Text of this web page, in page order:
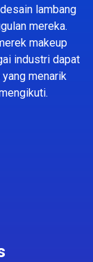
lambang
mereka.
makeup
industri dapat
menarik